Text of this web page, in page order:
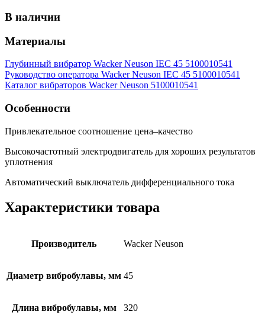
В наличии
Материалы
Глубинный вибратор Wacker Neuson IEC 45 5100010541
Руководство оператора Wacker Neuson IEC 45 5100010541
Каталог вибраторов Wacker Neuson 5100010541
Особенности
Привлекательное соотношение цена–качество
Высокочастотный электродвигатель для хороших результатов
уплотнения
Автоматический выключатель дифференциального тока
Характеристики товара
Производитель Wacker Neuson
Диаметр вибробулавы, мм 45
Длина вибробулавы, мм 320